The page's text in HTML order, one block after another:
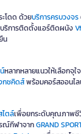
ะโดด ด้วยบริการครบวงจร
ริการติดตั้งแอร์ติดผนัง
น
หลากหลายแนวให้เลือกจุใ
กชคิดส์พร้อมคอร์สออนไ
ไตล์เพื่อยกระดับคุณภาพชี
รณ์กีฬาจากGRAND